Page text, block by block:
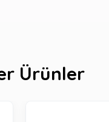
Ürünler